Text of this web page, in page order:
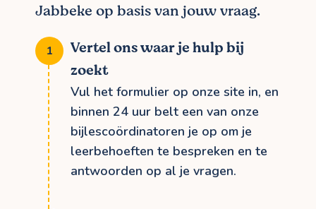
Jabbeke op basis van jouw vraag.
Vertel ons waar je hulp bij
zoekt
Vul het formulier op onze site in, en
binnen 24 uur belt een van onze
bijlescoördinatoren je op om je
leerbehoeften te bespreken en te
antwoorden op al je vragen.